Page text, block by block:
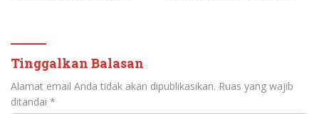
Tinggalkan Balasan
Alamat email Anda tidak akan dipublikasikan. Ruas yang wajib
ditandai *